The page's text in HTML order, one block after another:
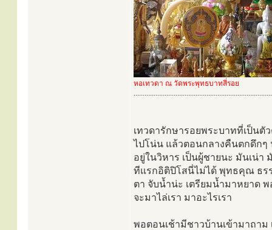
หอเทวดา ณ วัดพระพุทธบาทสี่รอย
............................................................................
เทวดารักษารอยพระบาทที่เป็น
ไปโน่น แล้วตอนกลางคืนตกดึกๆ
อยู่ในวิหาร เป็นผู้ชายนะ มันเน่า
ทีแรกอิติปิโสนี่ไม่ได้ พุทธคุณ ธร
ตา จับน้ำน่ะ เตรียมน้ำมาหยาด
จะมาไล่เรา มาอะไรเรา
พอตอนเช้ามีชาวบ้านเข้ามาถาม